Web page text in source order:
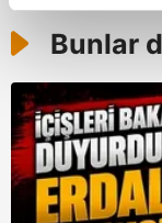
reklamların
kalemimiz
Her halükârda,
takdirde,
Sizlere daha iyi
Bunlar